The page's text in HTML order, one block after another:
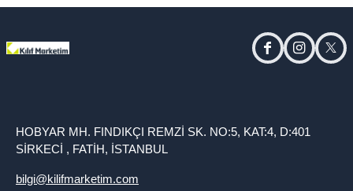
facebookinstagram
HOBYAR MH. FINDIKÇI REMZİ SK. NO:5, KAT:4, D:401
SİRKECİ , FATİH, İSTANBUL
bilgi@kilifmarketim.com